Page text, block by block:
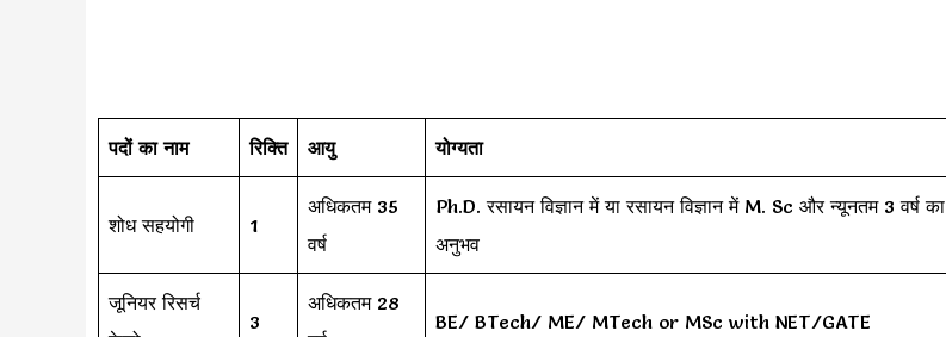
पदों का नाम रिक्ति आयु योग्यता
शोध सहयोगी 1
अधिकतम 35
वर्ष
Ph.D. रसायन विज्ञान में या रसायन विज्ञान में M. Sc और न्यूनतम 3 वर्ष का
अनुभव
जूनियर रिसर्च
3
अधिकतम 28
BE/ BTech/ ME/ MTech or MSc with NET/GATE